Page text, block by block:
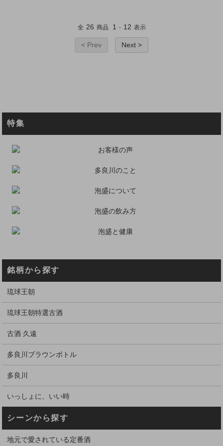
全 26 商品 1 - 12 表示
< Prev Next >
特集
銘柄から探す
琉球王朝
琉球王朝特選古酒
古酒 久遠
多良川ブラウンボトル
多良川
いっしょに、いい時
シーンから探す
地元で愛されている定番酒